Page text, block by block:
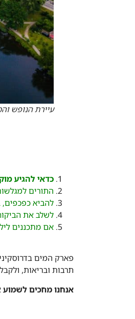
עיירת הנופש
כדאי להגיע
התורים
להביא
לשלב את
אם מתכננים
פארק המים
תרבות ובריאות,
אנחנו מחכים לשמוע